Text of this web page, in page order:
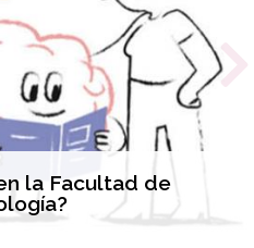
la Facultad de